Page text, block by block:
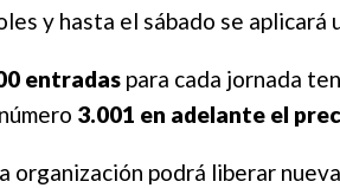
y hasta el sábado se aplicará
entradas para cada jornada
3.001 en adelante el
organización podrá liberar